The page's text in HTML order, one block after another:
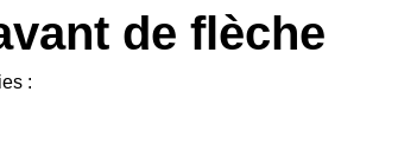
de flèche
: